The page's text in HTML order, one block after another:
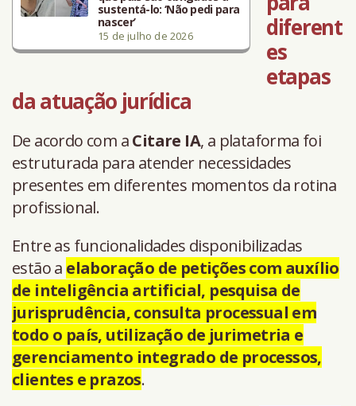
sustentá-lo: ‘Não pedi para
nascer’
15 de julho de 2026
diferent
es
etapas
da atuação jurídica
De acordo com aCitare IA, a plataforma foi
estruturada para atender necessidades
presentes em diferentes momentos da rotina
profissional.
Entre as funcionalidades disponibilizadas
estão a elaboração de petições com auxílio
de inteligência artificial, pesquisa de
jurisprudência, consulta processual em
todo o país, utilização de jurimetria e
gerenciamento integrado de processos,
clientes e prazos.